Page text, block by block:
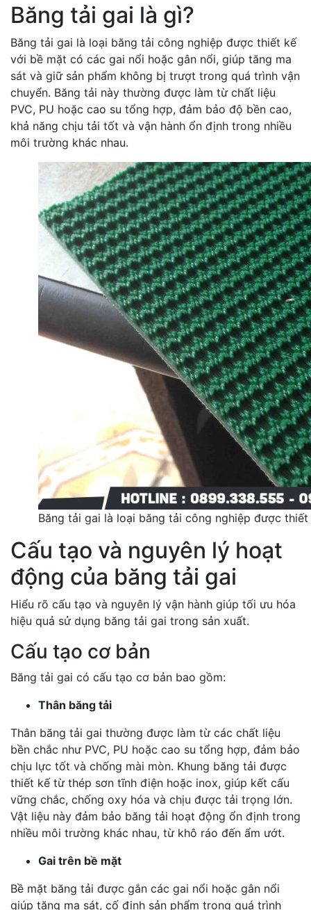
Băng tải gai là gì?
Băng tải gai là loại băng tải công nghiệp được thiết kế
với bề mặt có các gai nổi hoặc gân nổi, giúp tăng ma
sát và giữ sản phẩm không bị trượt trong quá trình vận
chuyển. Băng tải này thường được làm từ chất liệu
PVC, PU hoặc cao su tổng hợp, đảm bảo độ bền cao,
khả năng chịu tải tốt và vận hành ổn định trong nhiều
môi trường khác nhau.
Băng tải gai là loại băng tải công nghiệp được
Cấu tạo và nguyên lý hoạt
động của băng tải gai
Hiểu rõ cấu tạo và nguyên lý vận hành giúp tối ưu hóa
hiệu quả sử dụng băng tải gai trong sản xuất.
Cấu tạo cơ bản
Băng tải gai có cấu tạo cơ bản bao gồm:
Thân băng tải
Thân băng tải gai thường được làm từ các chất liệu
bền chắc như PVC, PU hoặc cao su tổng hợp, đảm bảo
chịu lực tốt và chống mài mòn. Khung băng tải được
thiết kế từ thép sơn tĩnh điện hoặc inox, giúp kết cấu
vững chắc, chống oxy hóa và chịu được tải trọng lớn.
Vật liệu này đảm bảo băng tải hoạt động ổn định trong
nhiều môi trường khác nhau, từ khô ráo đến ẩm ướt.
Gai trên bề mặt
Bề mặt băng tải được gắn các gai nổi hoặc gân nổi
giúp tăng ma sát, cố định sản phẩm trong quá trình